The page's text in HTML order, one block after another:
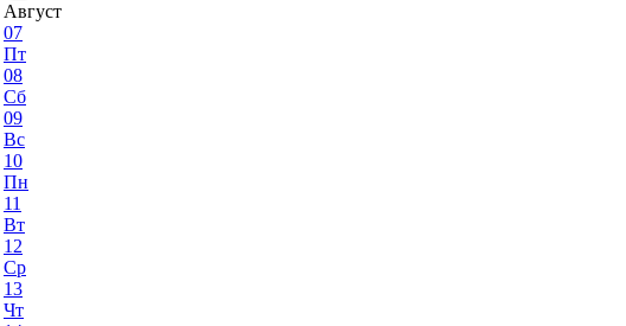
Август
07
Пт
08
Сб
09
Вс
10
Пн
11
Вт
12
Ср
13
Чт